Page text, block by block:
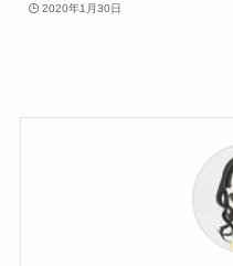
2020年1月30日